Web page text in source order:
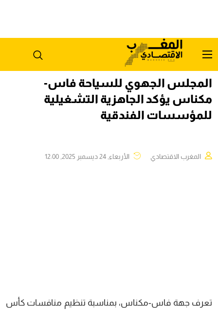
المجلس الجهوي للسياحة فاس-
مكناس يؤكد الجاهزية التشغيلية
للمؤسسات الفندقية
المغرب الاقتصادي الأربعاء, 24 ديسمبر 2025, 12:00
تعرف جهة فاس-مكناس، بمناسبة تنظيم منافسات كأس